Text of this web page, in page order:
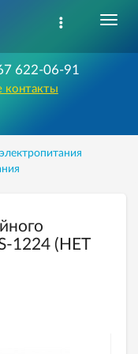
622-06-91
контакты
1224 (НЕТ